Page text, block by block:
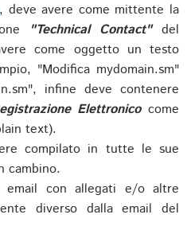
, deve avere come mittente la
"Technical Contact"del
come oggetto un testo
"Modifica mydomain.sm"
infine deve contenere
Elettronicocome
text).
compilato in tutte le sue
cambino.
email con allegati e/o altre
diverso dalla email del